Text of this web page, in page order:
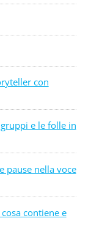
con
e le folle in
pause nella voce
contiene e